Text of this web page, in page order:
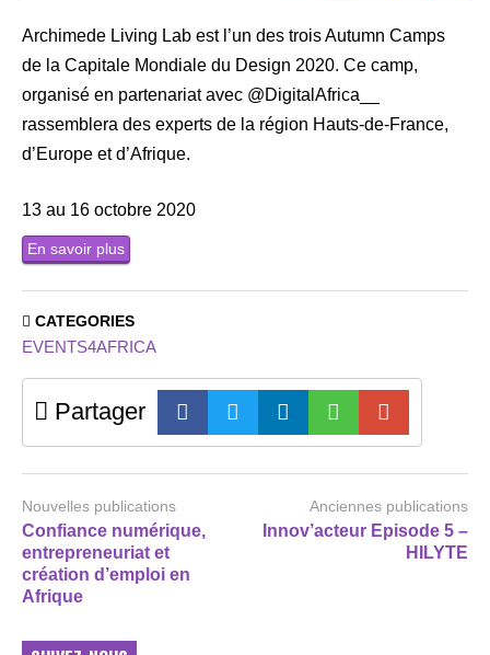
Archimede Living Lab est l’un des trois Autumn Camps
de la Capitale Mondiale du Design 2020. Ce camp,
organisé en partenariat avec @DigitalAfrica__
rassemblera des experts de la région Hauts-de-France,
d’Europe et d’Afrique.
13 au 16 octobre 2020
En savoir plus
CATEGORIES
EVENTS4AFRICA
Partager
Nouvelles publications
Confiance numérique,
entrepreneuriat et
création d’emploi en
Afrique
Anciennes publications
Innov’acteur Episode 5 –
HILYTE